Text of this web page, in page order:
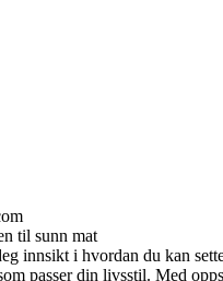
til sunn mat
innsikt i hvordan du kan
passer din livsstil. Med